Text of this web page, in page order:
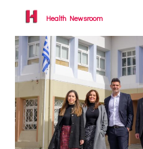
Health Newsroom